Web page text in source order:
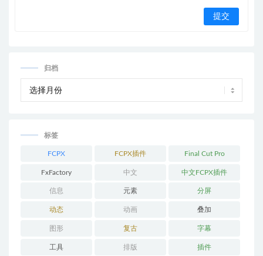
归档
标签
FCPX FCPX插件 Final Cut Pro
FxFactory 中文 中文FCPX插件
信息 元素 分屏
动态 动画 叠加
图形 复古 字幕
工具 排版 插件